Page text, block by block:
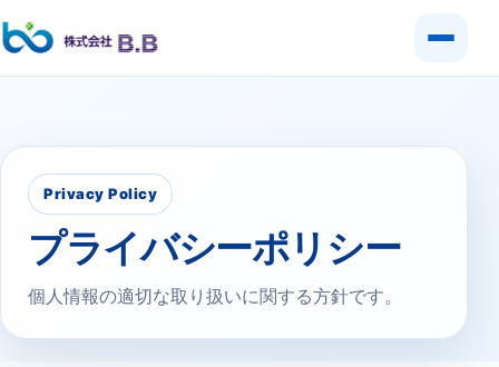
Privacy Policy
プライバシーポリシー
個人情報の適切な取り扱いに関する方針です。